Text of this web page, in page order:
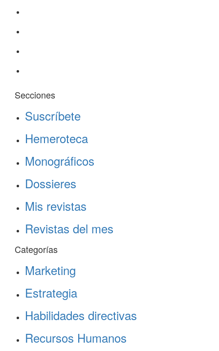
Secciones
Suscríbete
Hemeroteca
Monográficos
Dossieres
Mis revistas
Revistas del mes
Categorías
Marketing
Estrategia
Habilidades directivas
Recursos Humanos